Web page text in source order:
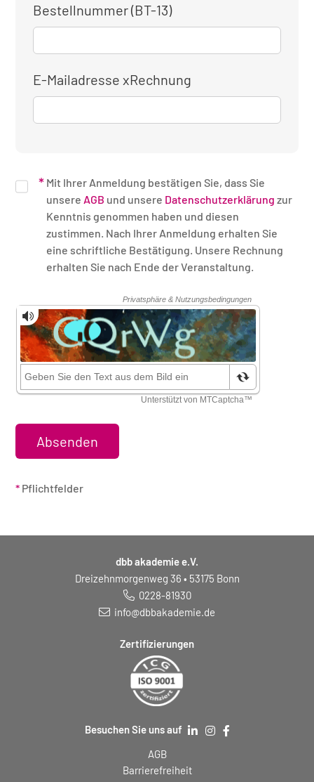
Bestellnummer (BT-13)
E-Mailadresse xRechnung
Mit Ihrer Anmeldung bestätigen Sie, dass Sie
unsere AGB und unsere Datenschutzerklärung zur
Kenntnis genommen haben und diesen
zustimmen. Nach Ihrer Anmeldung erhalten Sie
eine schriftliche Bestätigung. Unsere Rechnung
erhalten Sie nach Ende der Veranstaltung.
Sicherheitsüberprüfung
* Pflichtfelder
dbb akademie e.V.
Dreizehnmorgenweg 36 • 53175 Bonn
0228-81930
info@dbbakademie.de
Zertifizierungen
Besuchen Sie uns auf
AGB
Barrierefreiheit